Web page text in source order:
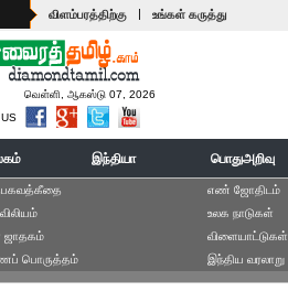
விளம்பரத்திற்கு | உங்கள் கருத்து
வெள்ளி, ஆகஸ்டு 07, 2026
இந்தியா பொதுஅறிவு
ஜாதகம்
பொருத்தம்
எ‌ண் ஜோ‌திட‌ம்
உலக நாடுகள்
விளையாட்டுகள்
இந்திய வரலாறு